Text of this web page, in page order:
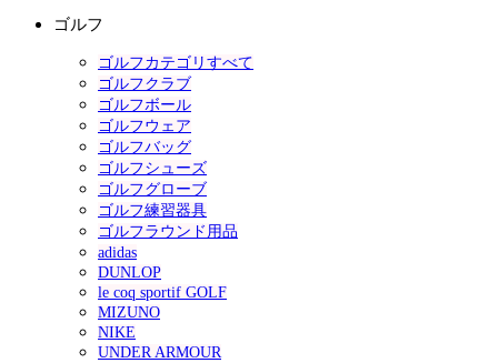
ゴルフ
ゴルフカテゴリすべて
ゴルフクラブ
ゴルフボール
ゴルフウェア
ゴルフバッグ
ゴルフシューズ
ゴルフグローブ
ゴルフ練習器具
ゴルフラウンド用品
adidas
DUNLOP
le coq sportif GOLF
MIZUNO
NIKE
UNDER ARMOUR